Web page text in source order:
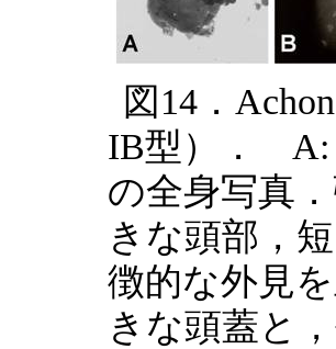
図14．
IB型）． A:
の全身写真
きな頭部，
徴的な外見
きな頭蓋と